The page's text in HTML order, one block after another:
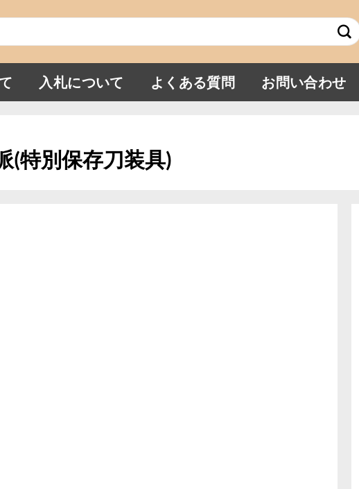
入札について よくある質問 お問い合わせ
(特別保存刀装具)